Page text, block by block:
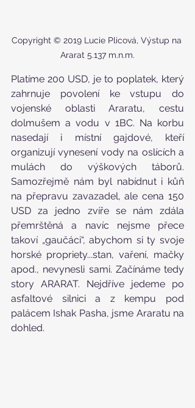
Copyright © 2019 Lucie Plicová, Výstup na
Ararat 5.137 m.n.m.
Platíme 200 USD, je to poplatek, který
zahrnuje povolení ke vstupu do
vojenské oblasti Araratu, cestu
dolmušem a vodu v 1BC. Na korbu
nasedají i místní gajdové, kteří
organizují vynesení vody na oslících a
mulách do výškových táborů.
Samozřejmě nám byl nabídnut i kůň
na přepravu zavazadel, ale cena 150
USD za jedno zvíře se nám zdála
přemrštěná a navíc nejsme přece
takoví „gaučáci“, abychom si ty svoje
horské propriety...stan, vaření, mačky
apod., nevynesli sami. Začínáme tedy
story ARARAT. Nejdříve jedeme po
asfaltové silnici a z kempu pod
palácem Ishak Pasha, jsme Araratu na
dohled.